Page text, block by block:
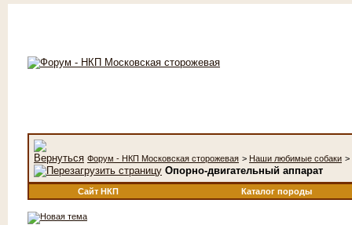
Форум - НКП Московская сторожевая > Наши любимые собаки >
Опорно-двигательный аппарат
Сайт НКП Каталог породы